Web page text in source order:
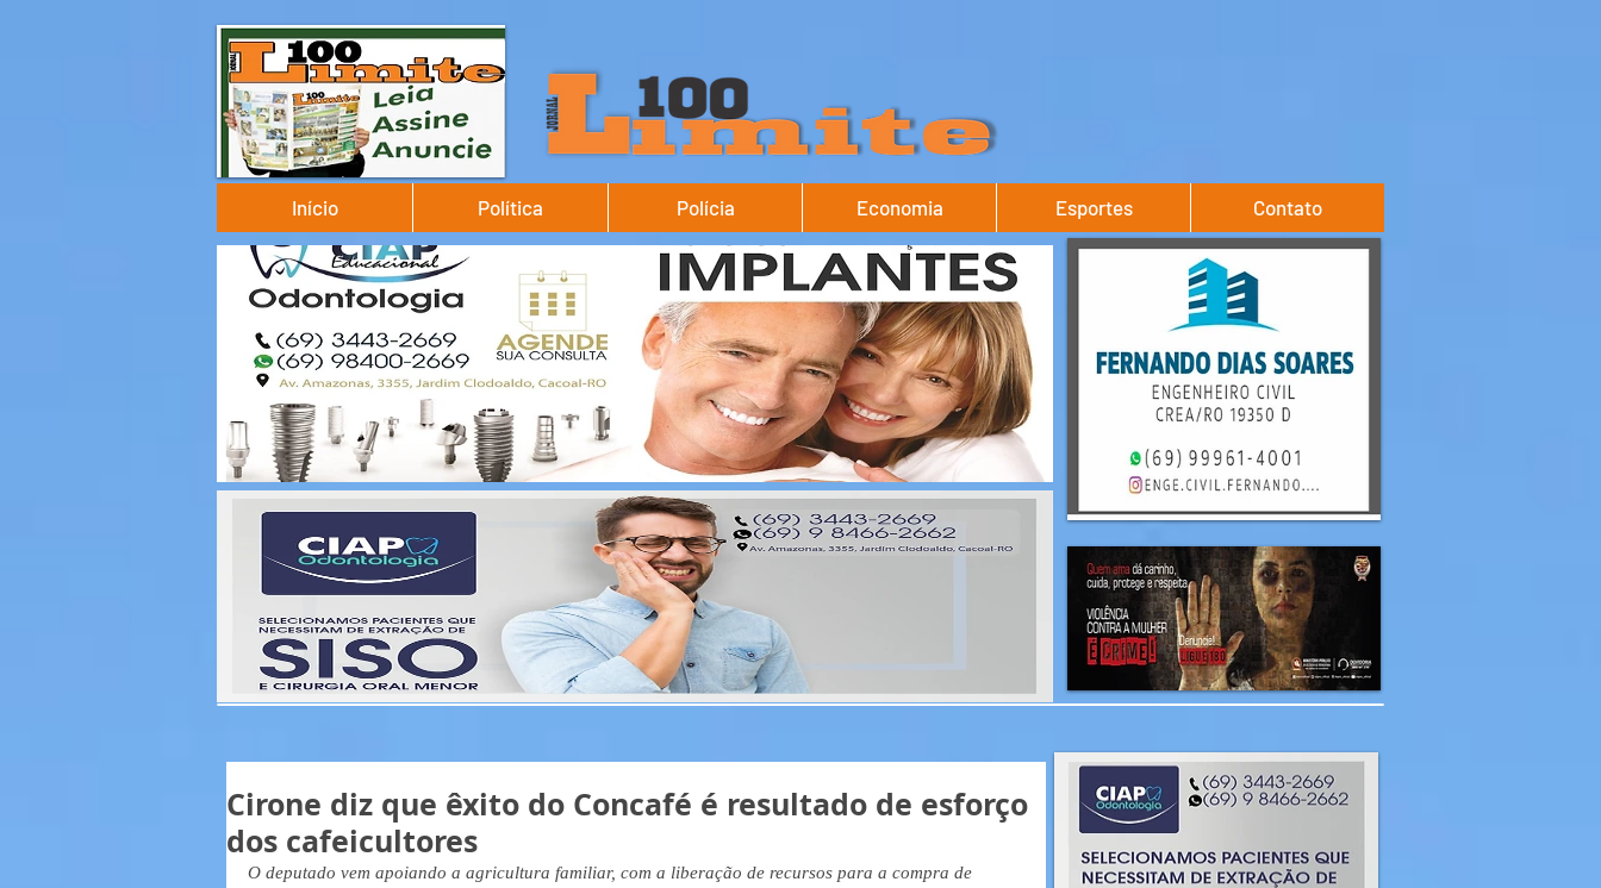
Início Política Polícia Economia Esportes Contato
Cirone diz que êxito do Concafé é resultado de esforço
dos cafeicultores
O deputado vem apoiando a agricultura familiar, com a liberação de recursos para a compra de